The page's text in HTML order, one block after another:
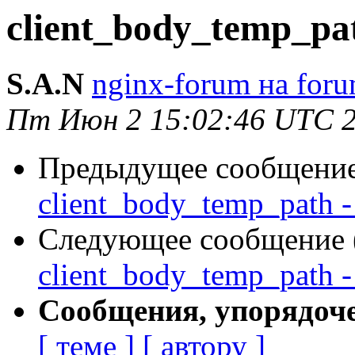
S.A.N nginx-forum на
Пт Июн 2 15:02:46 UTC
Предыдущее
client_body_temp_path
Следующее сообщение
client_body_temp_path
Сообщения,
[ теме ] [ автору ]